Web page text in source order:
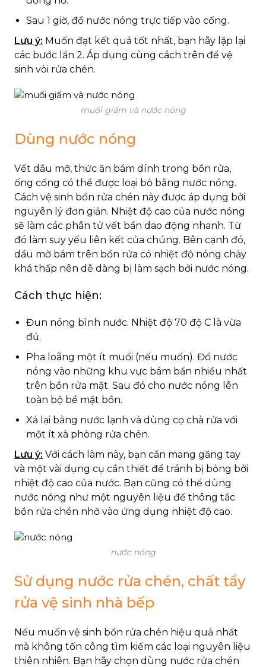
Sau 1 giờ, đổ nước nóng trực tiếp vào cống.
Lưu ý: Muốn đạt kết quả tốt nhất, bạn hãy lặp lại
các bước lần 2. Áp dụng cùng cách trên để vệ
sinh vòi rửa chén.
muối giấm và nước nóng
Dùng nước nóng
Vết dầu mỡ, thức ăn bám dính trong bồn rửa,
ống cống có thể được loại bỏ bằng nước nóng.
Cách vệ sinh bồn rửa chén này được áp dụng bởi
nguyên lý đơn giản. Nhiệt độ cao của nước nóng
sẽ làm các phân tử vết bẩn dao động nhanh. Từ
đó làm suy yếu liên kết của chúng. Bên cạnh đó,
dầu mỡ bám trên bồn rửa có nhiệt độ nóng chảy
khá thấp nên dễ dàng bị làm sạch bởi nước nóng.
Cách thực hiện:
Đun nóng bình nước. Nhiệt độ 70 độ C là vừa
đủ.
Pha loãng một ít muối (nếu muốn). Đổ nước
nóng vào những khu vực bám bẩn nhiều nhất
trên bồn rửa mặt. Sau đó cho nước nóng lên
toàn bộ bề mặt bồn.
Xả lại bằng nước lạnh và dùng cọ chà rửa với
một ít xà phòng rửa chén.
Lưu ý: Với cách làm này, bạn cần mang găng tay
và một vài dụng cụ cần thiết để tránh bị bỏng bởi
nhiệt độ cao của nước. Bạn cũng có thể dùng
nước nóng như một nguyên liệu để thông tắc
bồn rửa chén nhờ vào ứng dụng nhiệt độ cao.
nước nóng
Sử dụng nước rửa chén, chất tẩy
rửa vệ sinh nhà bếp
Nếu muốn vệ sinh bồn rửa chén hiệu quả nhất
mà không tốn công tìm kiếm các loại nguyên liệu
thiên nhiên. Bạn hãy chọn dùng nước rửa chén